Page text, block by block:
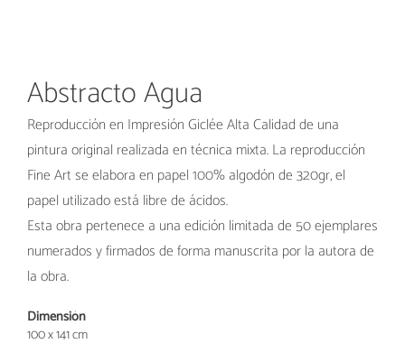
Abstracto Agua
Reproducción en Impresión Giclée Alta Calidad de una
pintura original realizada en técnica mixta. La reproducción
Fine Art se elabora en papel 100% algodón de 320gr, el
papel utilizado está libre de ácidos.
Esta obra pertenece a una edición limitada de 50 ejemplares
numerados y firmados de forma manuscrita por la autora de
la obra.
Dimensión
100 x 141 cm